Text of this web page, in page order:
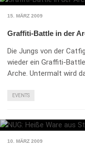
15. MÄRZ 2009
Graffiti-Battle in der
Die Jungs von der
wieder ein Graffiti-
Arche. Untermalt wird
EVENTS
10. MÄRZ 2009